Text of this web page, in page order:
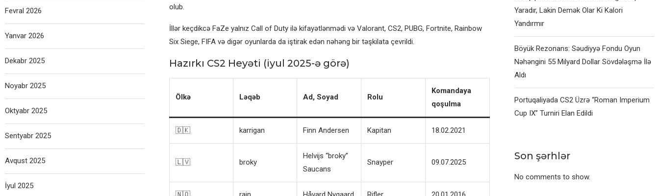
olub.
İllər keçdikcə FaZe yalnız Call of Duty ilə kifayətlənmədi və Valorant, CS2, PUBG, Fortnite, Rainbow
Six Siege, FIFA və digər oyunlarda da iştirak edən nəhəng bir təşkilata çevrildi.
Hazırkı CS2 Heyəti (iyul 2025-ə görə)
Ölkə Ləqəb Ad, Soyad Rolu
Komandaya
qoşulma
🇩🇰 karrigan Finn Andersen Kapitan 18.02.2021
🇱🇻 broky
Helvijs “broky”
Saucans
Snayper 09.07.2025
Yaradır, Lakin Demək Olar Ki Kalori
Yandırmır
Böyük Rezonans: Səudiyyə Fondu Oyun
Nəhəngini 55 Milyard Dollar Sövdələşmə İlə
Aldı
Portuqaliyada CS2 Üzrə “Roman Imperium
Cup IX” Turniri Elan Edildi
Son şərhlər
No comments to show.
Fevral 2026
Yanvar 2026
Dekabr 2025
Noyabr 2025
Oktyabr 2025
Sentyabr 2025
Avqust 2025
İyul 2025